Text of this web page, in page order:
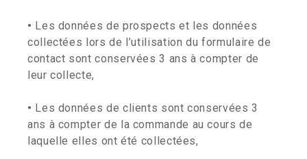
• Les données de prospects et les données
collectées lors de l’utilisation du formulaire de
contact sont conservées 3 ans à compter de
leur collecte,
• Les données de clients sont conservées 3
ans à compter de la commande au cours de
laquelle elles ont été collectées,